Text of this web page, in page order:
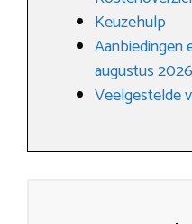
Keuzehulp
Aanbiedingen
augustus 2026
Veelgestelde